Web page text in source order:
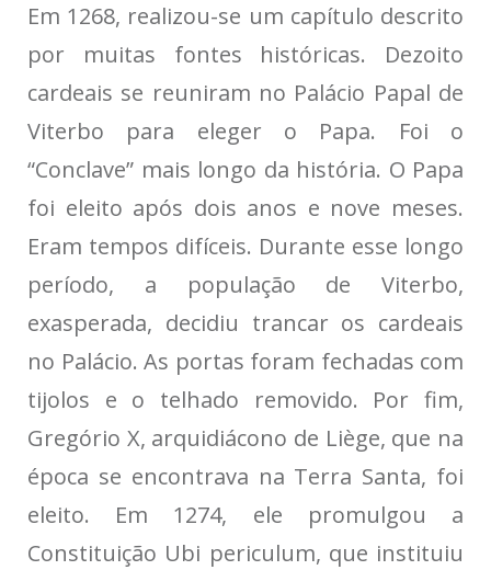
Em 1268, realizou-se um capítulo descrito
por muitas fontes históricas. Dezoito
cardeais se reuniram no Palácio Papal de
Viterbo para eleger o Papa. Foi o
“Conclave” mais longo da história. O Papa
foi eleito após dois anos e nove meses.
Eram tempos difíceis. Durante esse longo
período, a população de Viterbo,
exasperada, decidiu trancar os cardeais
no Palácio. As portas foram fechadas com
tijolos e o telhado removido. Por fim,
Gregório X, arquidiácono de Liège, que na
época se encontrava na Terra Santa, foi
eleito. Em 1274, ele promulgou a
Constituição Ubi periculum, que instituiu